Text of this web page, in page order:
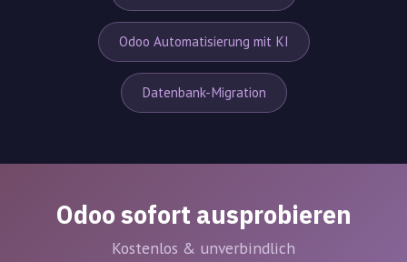
Odoo Automatisierung mit KI
Datenbank-Migration
Odoo sofort ausprobieren
Kostenlos & unverbindlich